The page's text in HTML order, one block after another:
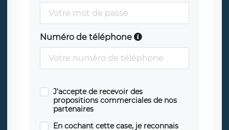
Numéro de téléphone
J'accepte de recevoir des
propositions commerciales de nos
partenaires
En cochant cette case, je reconnais